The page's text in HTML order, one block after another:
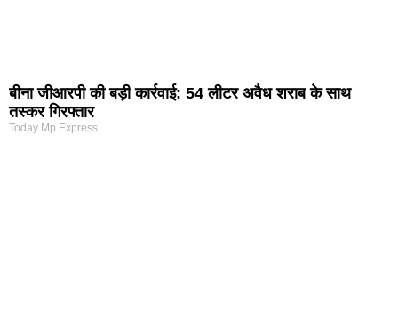
बीना जीआरपी की बड़ी कार्रवाई: 54 लीटर अवैध शराब के साथ
तस्कर गिरफ्तार
Today Mp Express